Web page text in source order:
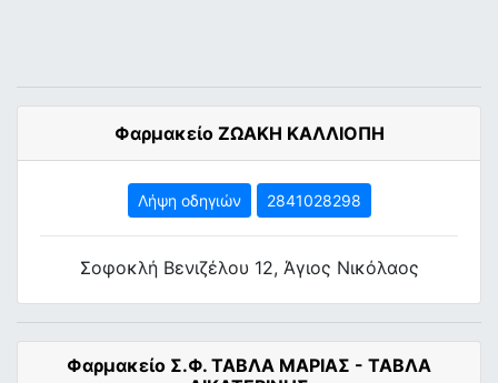
Φαρμακείο ΖΩΑΚΗ ΚΑΛΛΙΟΠΗ
Λήψη οδηγιών 2841028298
Σοφοκλή Βενιζέλου 12, Άγιος Νικόλαος
Φαρμακείο Σ.Φ. ΤΑΒΛΑ ΜΑΡΙΑΣ - ΤΑΒΛΑ